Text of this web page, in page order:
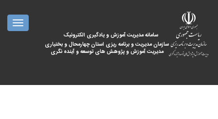
سامانه مدیریت آموزش و یادگیری الکترونیک
سازمان مدیریت و برنامه ریزی استان چهارمحال و بختیاری
مدیریت آموزش و پژوهش های توسعه و آینده نگری